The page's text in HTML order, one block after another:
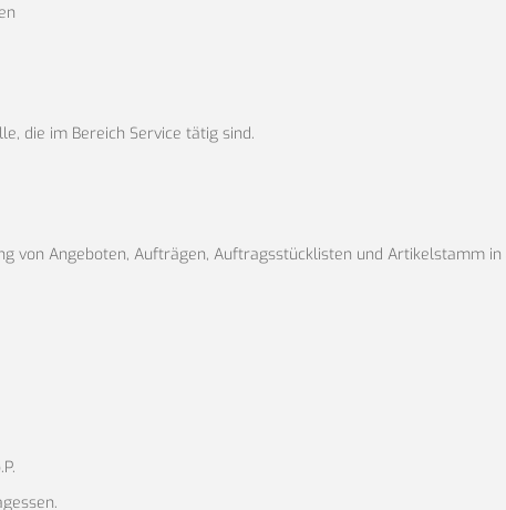
die im Bereich Service tätig sind.
von Angeboten, Aufträgen, Auftragsstücklisten und Artikelstamm